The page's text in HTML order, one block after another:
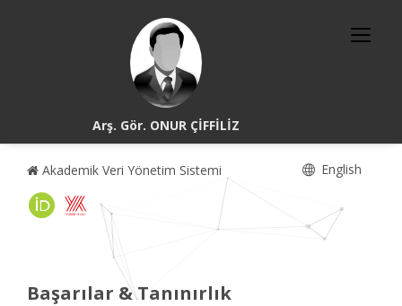
Arş. Gör. ONUR ÇİFFİLİZ
Akademik Veri Yönetim Sistemi English
Başarılar & Tanınırlık